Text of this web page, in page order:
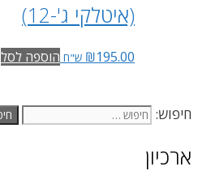
(איטלקי ג'-12)
₪195.00 ש"ח הוספה לסל
חיפוש:
ארכיון